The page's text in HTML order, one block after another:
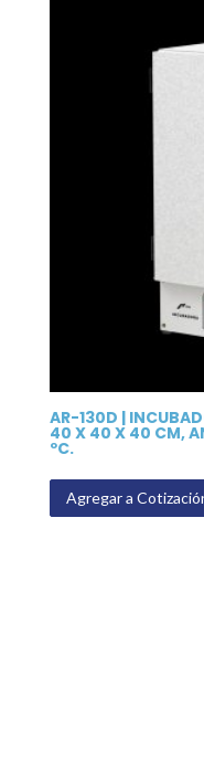
AR-130D |
40 X 40 X 40 CM,
ºC.
Agregar a